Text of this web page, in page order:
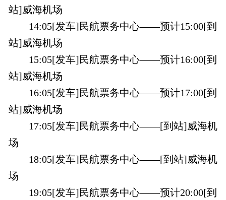
站]威海机场
14:05[发车]民航票务中心——预计15:00[到
站]威海机场
15:05[发车]民航票务中心——预计16:00[到
站]威海机场
16:05[发车]民航票务中心——预计17:00[到
站]威海机场
17:05[发车]民航票务中心——[到站]威海机
场
18:05[发车]民航票务中心——[到站]威海机
场
19:05[发车]民航票务中心——预计20:00[到